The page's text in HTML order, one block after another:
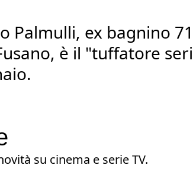
Palmulli, ex bagnino
è il "tuffatore
su cinema e serie TV.